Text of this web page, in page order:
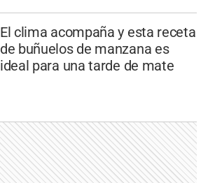
El clima acompaña y esta receta
de buñuelos de manzana es
ideal para una tarde de mate